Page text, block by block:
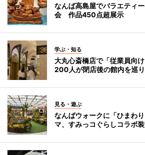
なんば高島屋でバラエティ
会 作品450点超展示
学ぶ・知る
大丸心斎橋店で「従業員向
200人が閉店後の館内を巡
見る・遊ぶ
なんばウォークに「ひまわ
マ、すみっコぐらしコラボ